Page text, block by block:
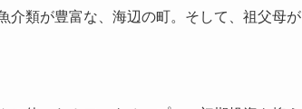
介類が豊富な、海辺の町。そして、祖父母が